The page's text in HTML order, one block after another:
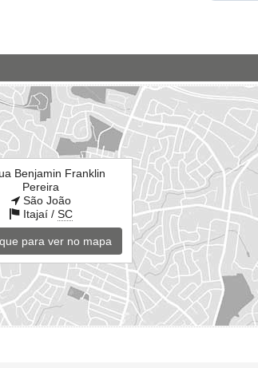
Benjamin Franklin
Pereira
São João
Itajaí / SC
para ver no mapa